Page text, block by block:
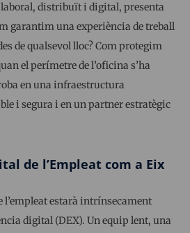
distribuït i digital, presenta
garantim una experiència de treball
de qualsevol lloc? Com protegim
el perímetre de l’oficina s’ha
en una infraestructura
i segura i en un partner estratègic
de l’Empleat com a Eix
l’empleat estarà intrínsecament
digital (DEX). Un equip lent, una